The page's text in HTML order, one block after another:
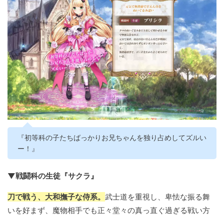
『初等科の子たちばっかりお兄ちゃんを独り占めしてズルい
ー！』
▼戦闘科の生徒『サクラ』
刀で戦う、大和撫子な侍系。 武士道を重視し、卑怯な振る舞
いを好まず、魔物相手でも正々堂々の真っ直ぐ過ぎる戦い方